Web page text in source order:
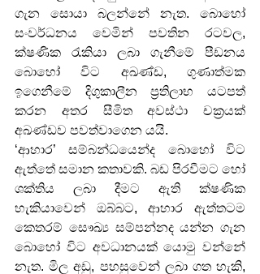
ගැන සොයා බලන්නේ නැත. බොහෝ
සංවර්ධනය වෙමින් පවතින රටවල,
ක්ෂණික රැකියා ලබා ගැනීමේ පීඩනය
බොහෝ විට අඛණ්ඩ, ගුණාත්මක
ඉගෙනීමේ දිගුකාලීන ප්‍රතිලාභ යටපත්
කරන අතර සීමිත අවස්ථා චක්‍රයක්
අඛණ්ඩව පවත්වාගෙන යයි.
‘ආහාර’ සම්බන්ධයෙන්ද බොහෝ විට
ඇත්තේ සමාන කතාවකි. බඩ පිරවීමට හෝ
ශක්තිය ලබා දීමට ඇති ක්ෂණික
හැකියාවෙන් ඔබ්බට, ආහාර ඇත්තටම
කෙතරම් සෞඛ්‍ය සම්පන්නද යන්න ගැන
බොහෝ විට අවධානයක් යොමු වන්නේ
නැත. මිල අඩු, පහසුවෙන් ලබා ගත හැකි,